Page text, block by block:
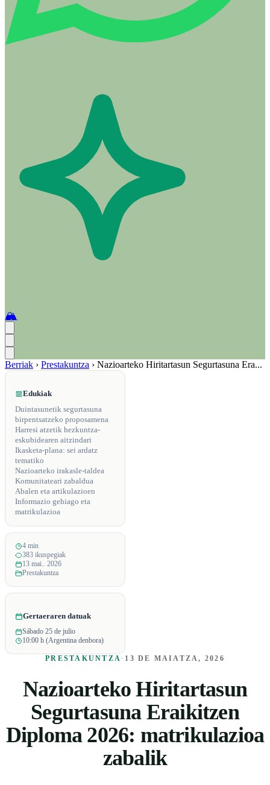
🏔️
Berriak › Prestakuntza › Nazioarteko Hiritartasun Segurtasuna Era...
Edukiak
Duintasunetik segurtasuna
birpentsatzeko proposamena
Harresi atzetik hezkuntza-
eskubidearen aitzindari
Ikasketa-plana: sei ardatz
tematiko
Nazioarteko irakasle-taldea
Komunitateari zabaldua
Abalen eta artikulazioen
Informazio gehiago eta
matrikulazioa
4 min
383 ikuspegiak
13 mai.. 2026
Prestakuntza
Gertaeraren datuak
Sábado 25 de julio
10:00 h (Argentina denbora)
PRESTAKUNTZA · 13 DE MAIATZA, 2026
Nazioarteko Hiritartasun
Segurtasuna Eraikitzen
Diploma 2026: matrikulazioa
zabalik